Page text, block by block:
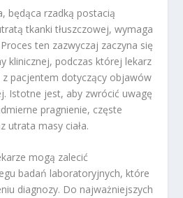
będąca rzadką postacią
tkanki tłuszczowej, wymaga
ten zazwyczaj zaczyna się
klinicznej, podczas której lekarz
pacjentem dotyczący objawów
Istotne jest, aby zwrócić uwagę
pragnienie, częste
utrata masy ciała.
mogą zalecić
badań laboratoryjnych, które
diagnozy. Do najważniejszych